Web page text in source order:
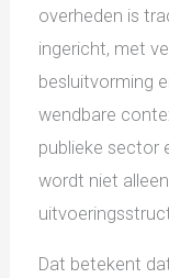
overheden is
ingericht, met
besluitvorming
wendbare
publieke sector
wordt niet
Dat betekent